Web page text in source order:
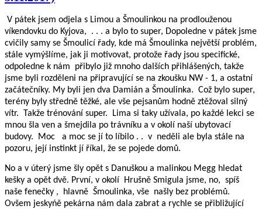
V pátek jsem odjela s Limou a Šmoulinkou na prodlouženou
víkendovku do Kyjova,
. . . a bylo to super, Dopoledne v pátek jsme
cvičily samy se Šmoulicí řady, kde má Šmoulinka největší problém,
stále vymýšlíme, jak ji motivovat, protože řady jsou specifické,
odpoledne k nám přibylo již mnoho dalších přihlášených, takže
jsme byli rozděleni na připravující se na zkoušku NW - 1, a ostatní
začátečníky. My byli jen dva Damián a Šmoulinka. Což bylo super,
terény byly středně těžké, ale vše pejsanům hodně ztěžoval silný
vítr.
Takže trénování super.
Lima si taky užívala, po každé lekci se
mnou šla ven a šmejdila po trávníku a v okolí naší ubytovací
budovy.
Moc a moc se jí to líbilo . . v neděli ale byla stále na
pozoru, její instinkt jí říkal, že se pojede domů.
No a v úterý jsme šly opět s Danuškou a malinkou Megg hledat
kešky a opět dvě. První, v okolí
Hrušně Smigula jsme, no, spíš
naše fenečky ,
hlavně Šmoulinka, vše našly bez problémů.
Ovšem jeskyńě pekárna nám dala zabrat a rychle se přibližující